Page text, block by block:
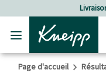
Passer au contenu
Passer au contenu du pied
Page d'accueil